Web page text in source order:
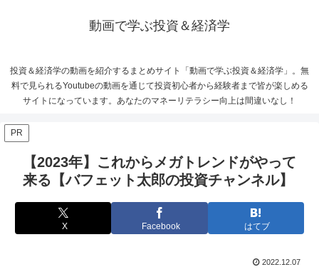
動画で学ぶ投資＆経済学
投資＆経済学の動画を紹介するまとめサイト「動画で学ぶ投資＆経済学」。無
料で見られるYoutubeの動画を通じて投資初心者から経験者まで皆が楽しめる
サイトになっています。あなたのマネーリテラシー向上は間違いなし！
PR
【2023年】これからメガトレンドがやって
来る【バフェット太郎の投資チャンネル】
X Facebook はてブ
2022.12.07